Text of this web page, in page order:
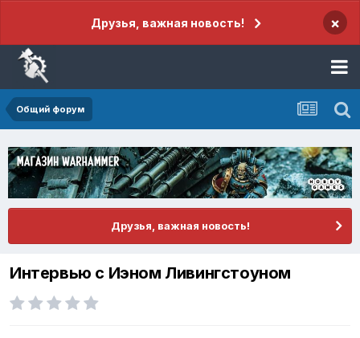
Друзья, важная новость! ×
Общий форум
Друзья, важная новость!
Интервью с Иэном Ливингстоуном